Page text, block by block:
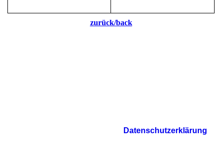
zurück/back
Datenschutzerklärung